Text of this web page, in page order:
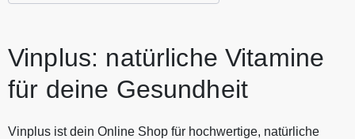
Vinplus: natürliche Vitamine
für deine Gesundheit
Vinplus ist dein Online Shop für hochwertige, natürliche